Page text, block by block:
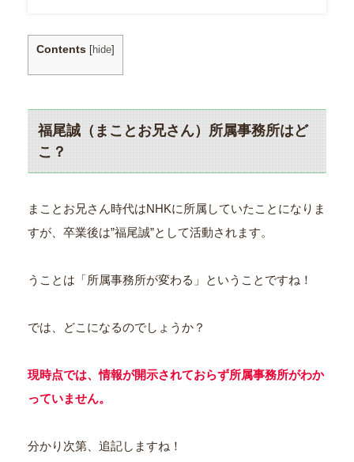
Contents [hide]
福尾誠（まことお兄さん）所属事務所はど
こ？
まことお兄さん時代はNHKに所属していたことになりま
すが、卒業後は”福尾誠”として活動されます。
うことは「所属事務所が変わる」ということですね！
では、どこになるのでしょうか？
現時点では、情報が開示されておらず所属事務所がわか
っていません。
分かり次第、追記しますね！